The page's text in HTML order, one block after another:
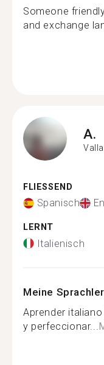
Someone
and exchange
A.
FLIESSEND
Spanisch
LERNT
Italienisch
Meine
Aprender
y perfeccionar...